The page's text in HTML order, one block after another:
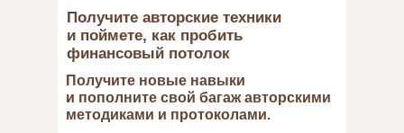
Получите авторские техники
и поймете, как пробить
финансовый потолок
Получите новые навыки
и пополните свой багаж авторскими
методиками и протоколами.